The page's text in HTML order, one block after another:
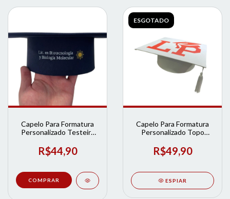
Capelo Para Formatura
Personalizado Testeira
Loja de Formatura
R$44,90
COMPRAR
ESGOTADO
Capelo Para Formatura
Personalizado Topo
Loja de Formatura
R$49,90
ESPIAR